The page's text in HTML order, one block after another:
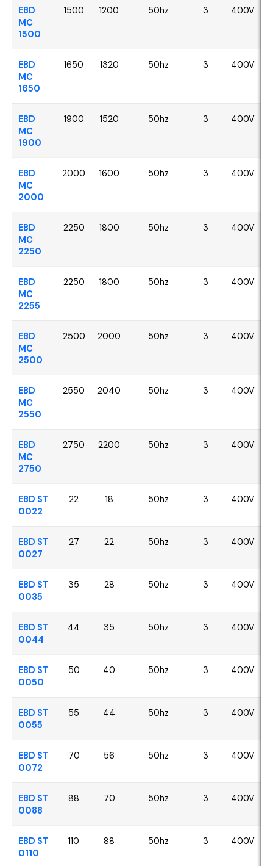
EBD
MC
1500
1500 1200 50hz 3 400V
EBD
MC
1650
1650 1320 50hz 3 400V
EBD
MC
1900
1900 1520 50hz 3 400V
EBD
MC
2000
2000 1600 50hz 3 400V
EBD
MC
2250
2250 1800 50hz 3 400V
EBD
MC
2255
2250 1800 50hz 3 400V
EBD
MC
2500
2500 2000 50hz 3 400V
EBD
MC
2550
2550 2040 50hz 3 400V
EBD
MC
2750
2750 2200 50hz 3 400V
EBD ST
0022
22 18 50hz 3 400V
EBD ST
0027
27 22 50hz 3 400V
EBD ST
0035
35 28 50hz 3 400V
EBD ST
0044
44 35 50hz 3 400V
EBD ST
0050
50 40 50hz 3 400V
EBD ST
0055
55 44 50hz 3 400V
EBD ST
0072
70 56 50hz 3 400V
EBD ST
0088
88 70 50hz 3 400V
EBD ST
0110
110 88 50hz 3 400V